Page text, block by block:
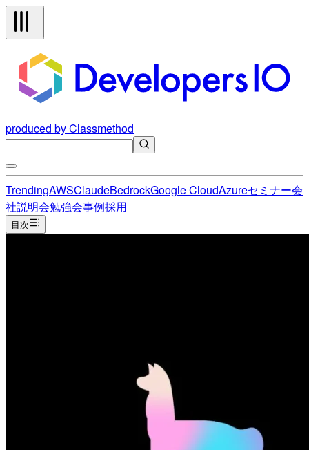
produced by Classmethod
TrendingAWSClaudeBedrockGoogle CloudAzureセミナー会
社説明会勉強会事例採用
目次